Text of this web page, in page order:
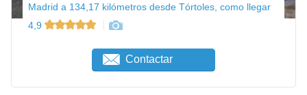
Madrid a 134,17 kilómetros desde Tórtoles, como llegar
4,9
Contactar